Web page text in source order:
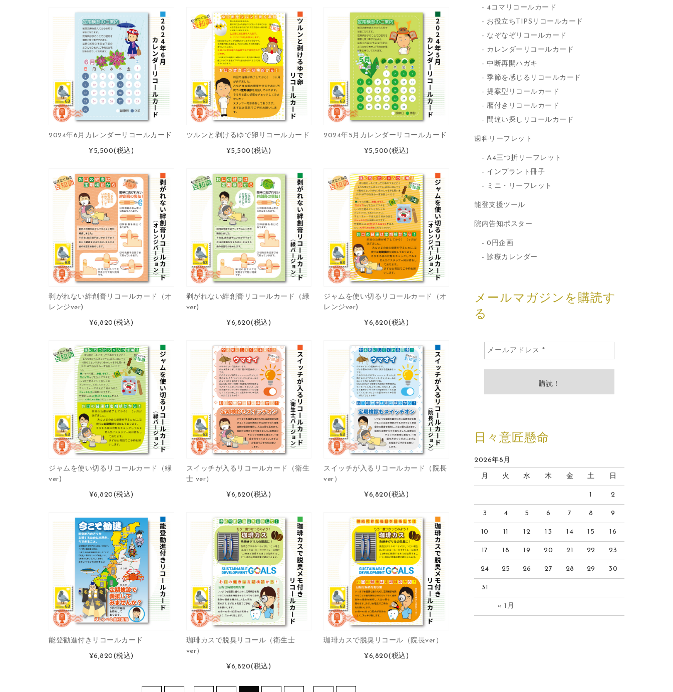
2024年6月カレンダーリコールカード
¥5,500(税込)
ツルンと剥けるゆで卵リコールカード
¥5,500 (税込)
2024年5月カレンダーリコールカード
¥5,500 (税込)
剥がれない絆創膏リコールカード（オ
レンジver)
¥6,820 (税込)
剥がれない絆創膏リコールカード（緑
ver)
¥6,820(税込)
ジャムを使い切るリコールカード（オ
レンジver)
¥6,820(税込)
ジャムを使い切るリコールカード（緑
ver)
¥6,820 (税込)
スイッチが入るリコールカード（衛生
士 ver）
¥6,820(税込)
スイッチが入るリコールカード（院長
ver）
¥6,820(税込)
能登勧進付きリコールカード
¥6,820 (税込)
珈琲カスで脱臭リコール（衛生士
ver）
¥6,820(税込)
珈琲カスで脱臭リコール（院長ver）
¥6,820(税込)
4コマリコールカード
お役立ちTIPSリコールカード
なぞなぞリコールカード
カレンダーリコールカード
中断再開ハガキ
季節を感じるリコールカード
提案型リコールカード
暦付きリコールカード
間違い探しリコールカード
歯科リーフレット
A4三つ折リーフレット
インプラント冊子
ミニ・リーフレット
能登支援ツール
院内告知ポスター
0円企画
診療カレンダー
メールマガジンを購読す
る
日々意匠懸命
2026年8月
月 火 水 木 金 土 日
« 1月
1 2
3 4 5 6 7 8 9
10 11 12 13 14 15 16
17 18 19 20 21 22 23
24 25 26 27 28 29 30
31